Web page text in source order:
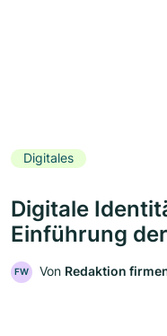
Digitales
Digitale
Einführung
FW Von Redaktion